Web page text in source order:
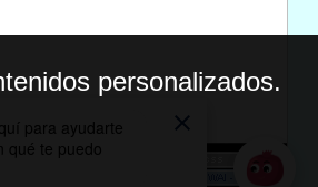
personalizados.